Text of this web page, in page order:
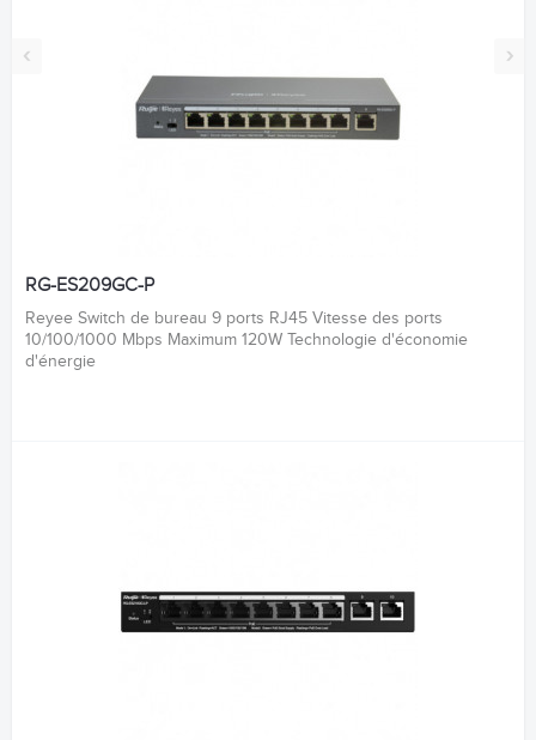
‹ ›
RG-ES209GC-P
Reyee Switch de bureau 9 ports RJ45 Vitesse des ports
10/100/1000 Mbps Maximum 120W Technologie d'économie
d'énergie